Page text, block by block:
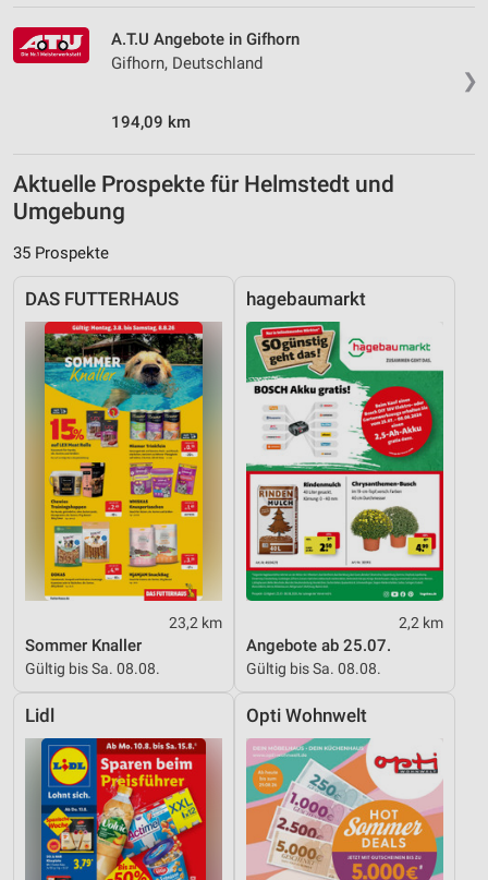
❯
A.T.U Angebote in Gifhorn
Gifhorn, Deutschland
194,09 km
Aktuelle Prospekte für Helmstedt und
Umgebung
35 Prospekte
DAS FUTTERHAUS
23,2 km
Sommer Knaller
Gültig bis Sa. 08.08.
hagebaumarkt
2,2 km
Angebote ab 25.07.
Gültig bis Sa. 08.08.
Lidl Opti Wohnwelt